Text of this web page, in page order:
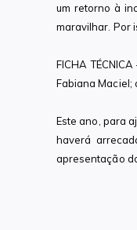
um retorno à
maravilhar. Por
FICHA
Fabiana Maciel;
Este ano, para
haverá
apresentação